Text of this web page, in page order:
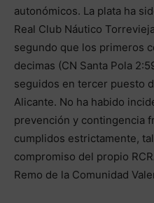
autonómicos. La plata ha
Real Club Náutico
segundo que los primeros
decimas (CN Santa Pola
seguidos en tercer puesto
Alicante. No ha habido
prevención y contingencia
cumplidos estrictamente,
compromiso del propio
Remo de la Comunidad